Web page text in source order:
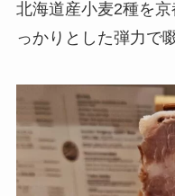
北海道産小麦2種を
っかりとした弾力で